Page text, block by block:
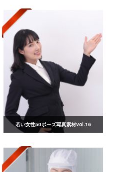
若い女性50ポーズ写真素材vol.16